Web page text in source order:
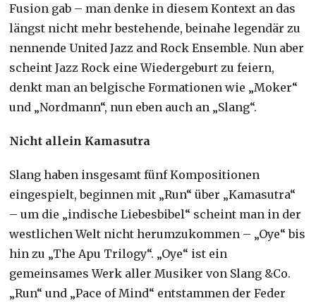
Fusion gab – man denke in diesem Kontext an das
längst nicht mehr bestehende, beinahe legendär zu
nennende United Jazz and Rock Ensemble. Nun aber
scheint Jazz Rock eine Wiedergeburt zu feiern,
denkt man an belgische Formationen wie „Moker“
und „Nordmann“, nun eben auch an „Slang“.
Nicht allein Kamasutra
Slang haben insgesamt fünf Kompositionen
eingespielt, beginnen mit „Run“ über „Kamasutra“
– um die „indische Liebesbibel“ scheint man in der
westlichen Welt nicht herumzukommen – „Oye“ bis
hin zu „The Apu Trilogy“. „Oye“ ist ein
gemeinsames Werk aller Musiker von Slang &Co.
„Run“ und „Pace of Mind“ entstammen der Feder